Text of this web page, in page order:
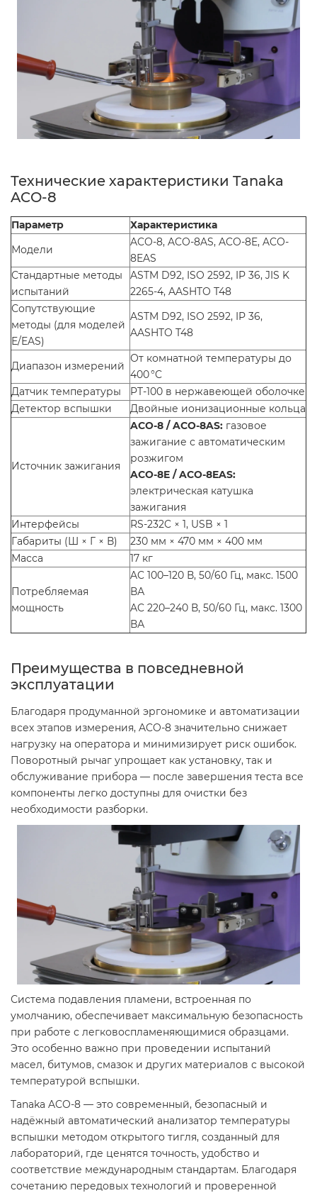
Технические характеристики Tanaka
ACO-8
Параметр
Характеристика
Модели
ACO-8, ACO-8AS, ACO-8E, ACO-
8EAS
Стандартные методы
испытаний
ASTM D92, ISO 2592, IP 36, JIS K
2265-4, AASHTO T48
Сопутствующие
методы (для моделей
E/EAS)
ASTM D92, ISO 2592, IP 36,
AASHTO T48
Диапазон измерений
От комнатной температуры до
400 °C
Датчик температуры
PT-100 в нержавеющей оболочке
Детектор вспышки
Двойные ионизационные кольца
Источник зажигания
ACO-8 / ACO-8AS: газовое
зажигание с автоматическим
розжигом
ACO-8E / ACO-8EAS:
электрическая катушка
зажигания
Интерфейсы
RS-232C × 1, USB × 1
Габариты (Ш × Г × В)
230 мм × 470 мм × 400 мм
Масса
17 кг
Потребляемая
мощность
AC 100–120 В, 50/60 Гц, макс. 1500
ВА
AC 220–240 В, 50/60 Гц, макс. 1300
ВА
Преимущества в повседневной
эксплуатации
Благодаря продуманной эргономике и автоматизации
всех этапов измерения, ACO-8 значительно снижает
нагрузку на оператора и минимизирует риск ошибок.
Поворотный рычаг упрощает как установку, так и
обслуживание прибора — после завершения теста все
компоненты легко доступны для очистки без
необходимости разборки.
Система подавления пламени, встроенная по
умолчанию, обеспечивает максимальную безопасность
при работе с легковоспламеняющимися образцами.
Это особенно важно при проведении испытаний
масел, битумов, смазок и других материалов с высокой
температурой вспышки.
Tanaka ACO-8 — это современный, безопасный и
надёжный автоматический анализатор температуры
вспышки методом открытого тигля, созданный для
лабораторий, где ценятся точность, удобство и
соответствие международным стандартам. Благодаря
сочетанию передовых технологий и проверенной